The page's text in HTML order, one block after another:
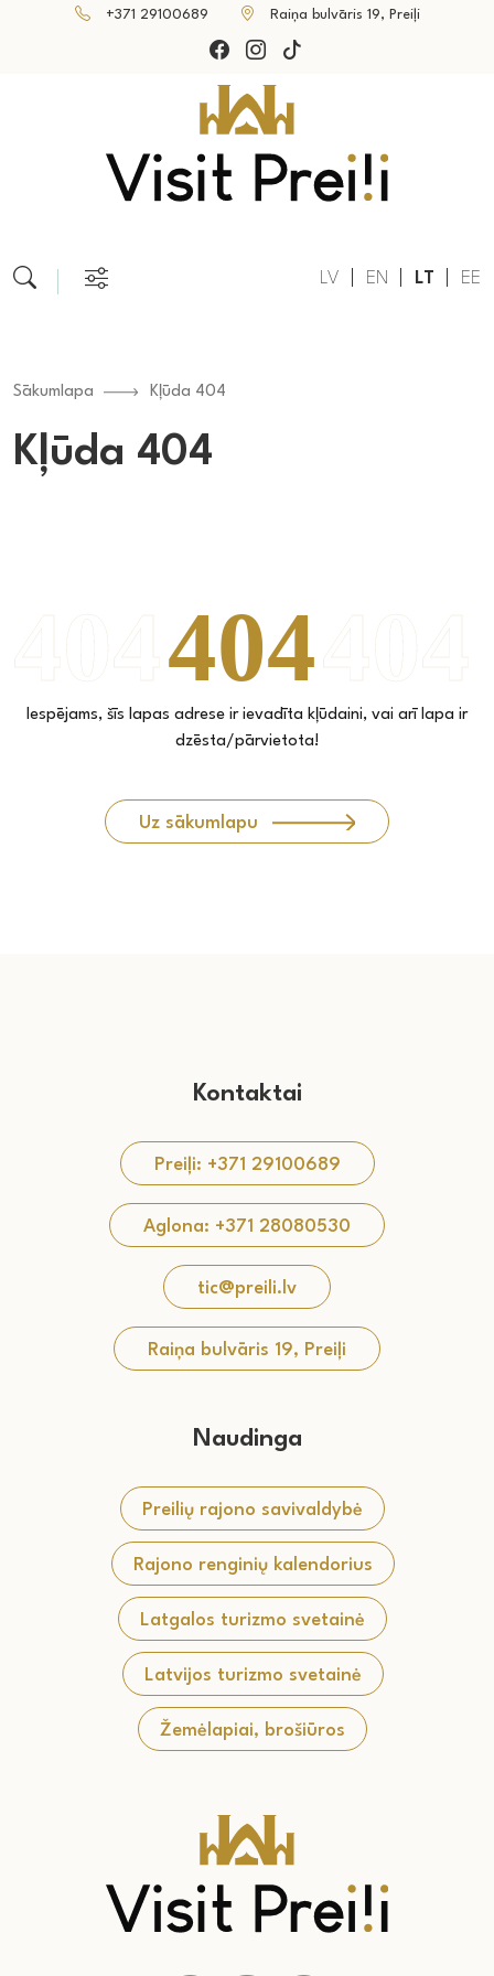
+371 29100689 Raiņa bulvāris 19, Preiļi
LV EN LT EE
Sākumlapa Kļūda 404
Kļūda 404
Iespējams, šīs lapas adrese ir ievadīta kļūdaini, vai arī lapa ir
dzēsta/pārvietota!
Uz sākumlapu
Kontaktai
Preiļi: +371 29100689
Aglona: +371 28080530
tic@preili.lv
Raiņa bulvāris 19, Preiļi
Naudinga
Preilių rajono savivaldybė
Rajono renginių kalendorius
Latgalos turizmo svetainė
Latvijos turizmo svetainė
Žemėlapiai, brošiūros